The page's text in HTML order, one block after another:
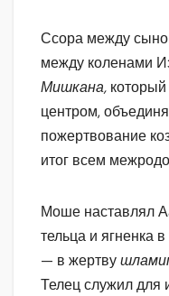
Ссора между
между коленами
Мишкана,
центром,
пожертвование
итог всем
Моше наставлял
тельца и ягненка
— в жертву
Телец служил для